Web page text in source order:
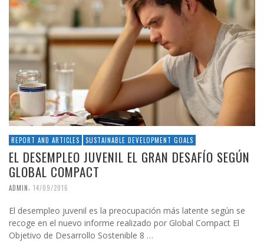
REPORT AND ARTICLES SUSTAINABLE DEVELOPMENT GOALS
EL DESEMPLEO JUVENIL EL GRAN DESAFÍO SEGÚN
GLOBAL COMPACT
ADMIN, 14/09/2016
El desempleo juvenil es la preocupación más latente según se
recoge en el nuevo informe realizado por Global Compact El
Objetivo de Desarrollo Sostenible 8 …